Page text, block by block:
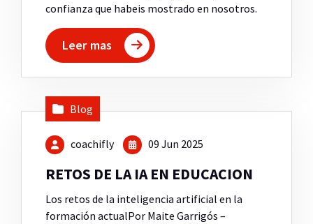
confianza que habeis mostrado en nosotros.
Leer mas
Blog
coachifly 09 Jun 2025
RETOS DE LA IA EN EDUCACION
Los retos de la inteligencia artificial en la
formación actualPor Maite Garrigós –